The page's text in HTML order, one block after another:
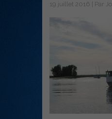
19 juillet 2016 | Par